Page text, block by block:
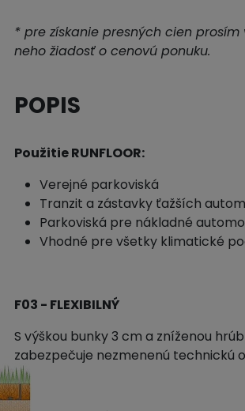
* pre získanie presných cien
neho žiadosť o cenovú ponuku.
POPIS
Použitie RUNFLOOR:
Verejné parkoviská
Tranzit a zástavky ťažších
Parkoviská pre nákladné
Vhodné pre všetky klimatické
F03 - FLEXIBILNÝ
S výškou bunky 3 cm a zníženou
zabezpečuje nezmenenú technickú